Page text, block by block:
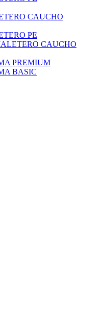
CAUCHO
PE
CAUCHO
PREMIUM
BASIC